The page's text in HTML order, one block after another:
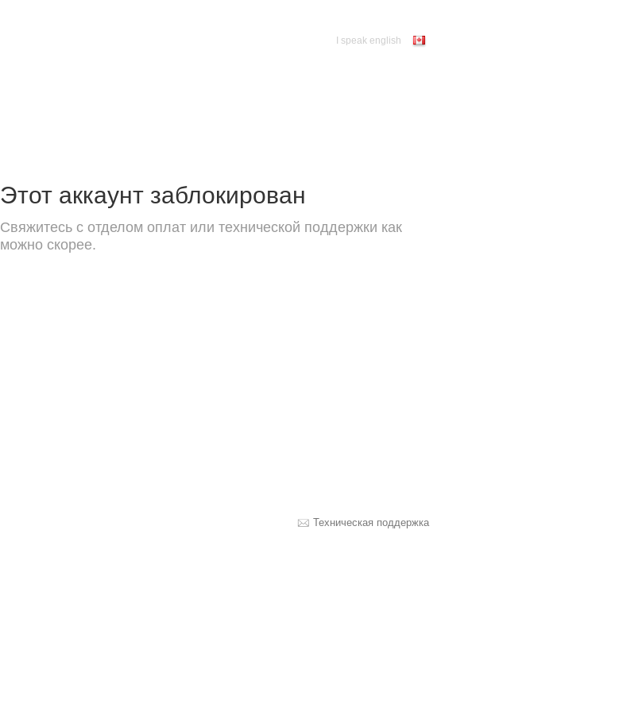
I speak english
Этот аккаунт заблокирован
Свяжитесь с отделом оплат или технической поддержки как
можно скорее.
Техническая поддержка